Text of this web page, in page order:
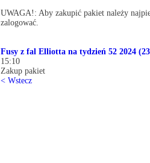
UWAGA!: Aby zakupić pakiet należy
zalogować.
Fusy z fal Elliotta na tydzień 52 2024
15:10
Zakup pakiet
< Wstecz